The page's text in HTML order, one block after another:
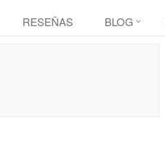
RESEÑAS BLOG